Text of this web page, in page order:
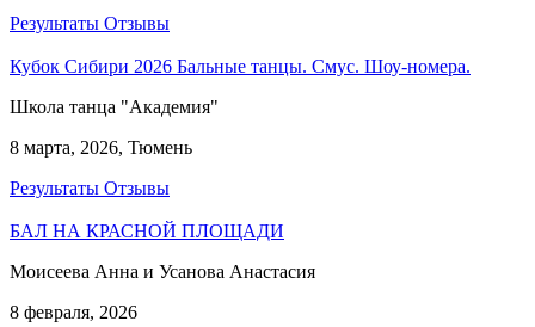
Результаты Отзывы
Кубок Сибири 2026 Бальные танцы. Смус. Шоу-номера.
Школа танца "Академия"
8 марта, 2026, Тюмень
Результаты Отзывы
БАЛ НА КРАСНОЙ ПЛОЩАДИ
Моисеева Анна и Усанова Анастасия
8 февраля, 2026